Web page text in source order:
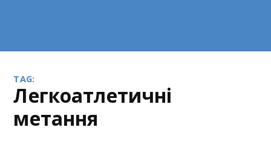
TAG:
легкоатлетичні
метання